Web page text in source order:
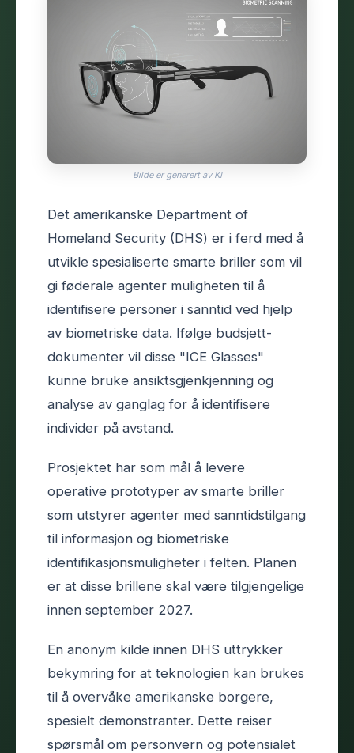
Bilde er generert av KI
Det amerikanske Department of
Homeland Security (DHS) er i ferd med å
utvikle spesialiserte smarte briller som vil
gi føderale agenter muligheten til å
identifisere personer i sanntid ved hjelp
av biometriske data. Ifølge budsjett­
dokumenter vil disse "ICE Glasses"
kunne bruke ansiktsgjenkjenning og
analyse av ganglag for å identifisere
individer på avstand.
Prosjektet har som mål å levere
operative prototyper av smarte briller
som utstyrer agenter med sanntids­tilgang
til informasjon og biometriske
identifikasjons­muligheter i felten. Planen
er at disse brillene skal være tilgjengelige
innen september 2027.
En anonym kilde innen DHS uttrykker
bekymring for at teknologien kan brukes
til å overvåke amerikanske borgere,
spesielt demonstranter. Dette reiser
spørsmål om personvern og potensialet